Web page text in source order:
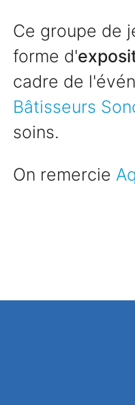
Ce groupe de
forme d'
cadre de
Bâtisseurs
soins.
On remercie